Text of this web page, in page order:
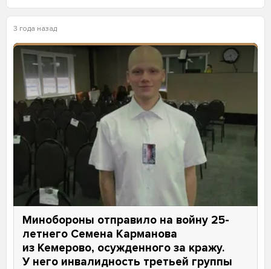
3 года назад
Минобороны отправило на войну 25-
летнего Семена Карманова
из Кемерово, осужденного за кражу.
У него инвалидность третьей группы